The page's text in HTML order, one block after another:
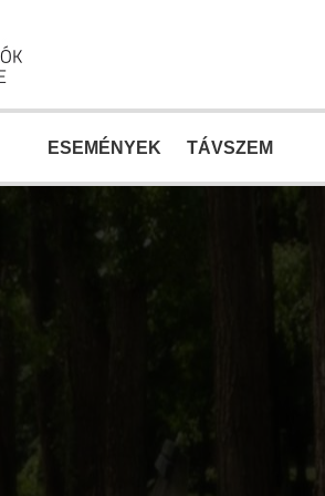
ESEMÉNYEK TÁVSZEM